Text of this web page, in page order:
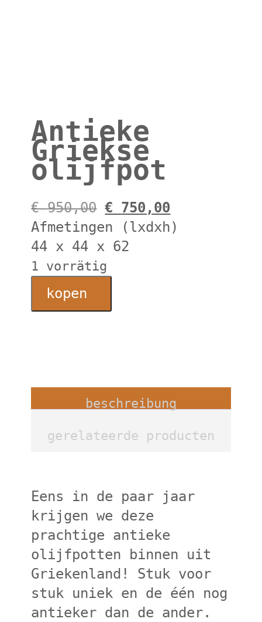
Antieke
Griekse
olijfpot
€950,00 Ursprünglicher
Preis
war:
€
€ 750,00
Preis
Afmetingen (lxdxh)
44 x 44 x 62
1 vorrätig
Antieke
Griekse
kopen
beschreibung
gerelateerde producten
Eens in de paar jaar
krijgen we deze
prachtige antieke
olijfpotten binnen uit
Griekenland! Stuk voor
stuk uniek en de één nog
antieker dan de ander.